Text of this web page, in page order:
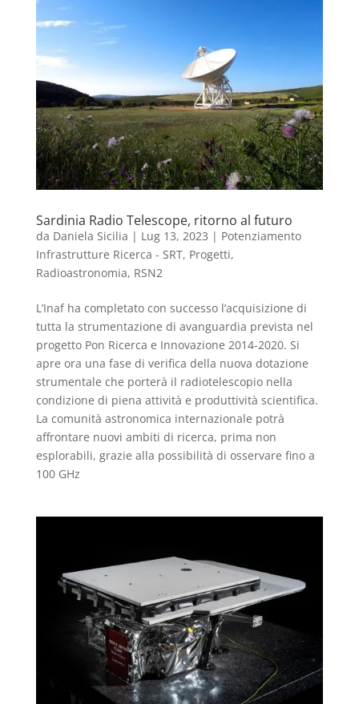
Sardinia Radio Telescope, ritorno al futuro
da Daniela Sicilia | Lug 13, 2023 | Potenziamento
Infrastrutture Ricerca - SRT, Progetti,
Radioastronomia, RSN2
L’Inaf ha completato con successo l’acquisizione di
tutta la strumentazione di avanguardia prevista nel
progetto Pon Ricerca e Innovazione 2014-2020. Si
apre ora una fase di verifica della nuova dotazione
strumentale che porterà il radiotelescopio nella
condizione di piena attività e produttività scientifica.
La comunità astronomica internazionale potrà
affrontare nuovi ambiti di ricerca, prima non
esplorabili, grazie alla possibilità di osservare fino a
100 GHz